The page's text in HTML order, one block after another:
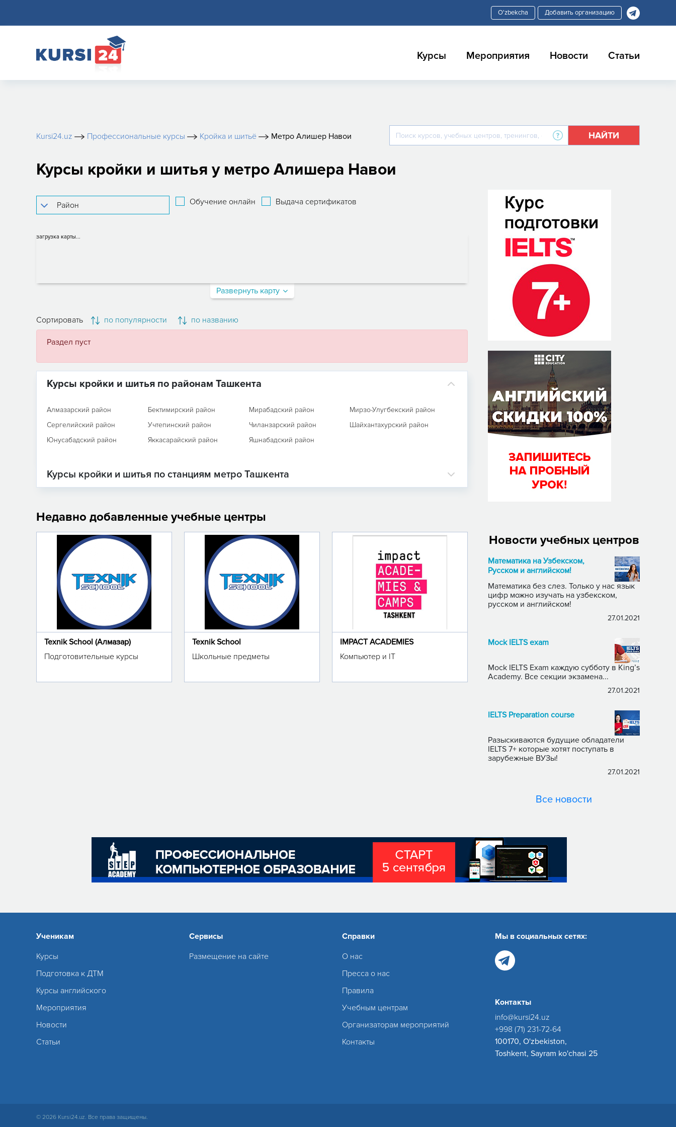
Добавить организацию
Курсы Мероприятия Новости Статьи
Kursi24.uz Профессиональные курсы Кройка и шитьё Метро Алишер Навои НАЙТИ
Курсы кройки и шитья у метро Алишера Навои
Обучение онлайн Выдача сертификатов
загрузка карты...
Развернуть карту
Сортировать по популярности по названию
Раздел пуст
Курсы кройки и шитья по районам Ташкента
Алмазарский район Бектимирский район Мирабадский район
Мирзо-Улугбекский район
Сергелийский район
Учтепинский район Чиланзарский район
Шайхантахурский район
Юнусабадский район
Яккасарайский район Яшнабадский район
Курсы кройки и шитья по станциям метро Ташкента
Недавно добавленные учебные центры
Texnik School (Алмазар)
Подготовительные курсы
Texnik School
Школьные предметы
IMPACT ACADEMIES
Компьютер и IT
Новости учебных центров
Математика на Узбекском,
Русском и английском!
Математика без слез. Только у нас язык
цифр можно изучать на узбекском,
русском и английском!
27.01.2021
Mock IELTS exam
Mock IELTS Exam каждую субботу в King’s
Academy. Все секции экзамена...
27.01.2021
IELTS Preparation course
Разыскиваются будущие обладатели
IELTS 7+ которые хотят поступать в
зарубежные ВУЗы!
27.01.2021
Все новости
Ученикам
Курсы
Подготовка к ДТМ
Курсы английского
Мероприятия
Новости
Статьи
Сервисы
Размещение на сайте
Справки
О нас
Пресса о нас
Правила
Учебным центрам
Организаторам мероприятий
Контакты
Мы в социальных сетях:
Контакты
info@kursi24.uz
+998 (71) 231-72-64
100170, O'zbekiston,
Toshkent, Sayram ko'chasi 25
© 2026 Kursi24.uz. Все права защищены.